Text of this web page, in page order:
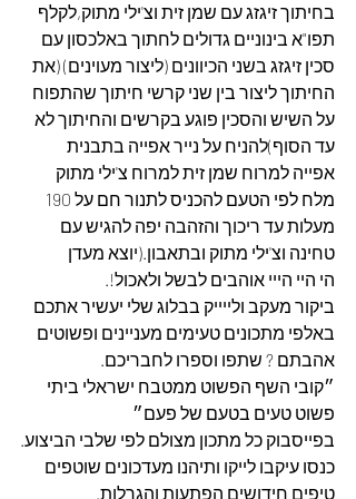
בחיתוך זיגזג עם שמן זית וצ'ילי מתוק,לקלף
תפו"א בינוניים גדולים לחתוך באלכסון עם
סכין זיגזג בשני הכיוונים (ליצור מעוינים) (את
החיתוך ליצור בין שני קרשי חיתוך שהתפוח
על השיש והסכין פוגע בקרשים והחיתוך לא
עד הסוף)להניח על נייר אפייה בתבנית
אפייה למרוח שמן זית למרוח צ'ילי מתוק
מעלות עד ריכוך והזהבה יפה להגיש עם
טחינה וצ'ילי מתוק ובתאבון.(יוצא מעדן
הי היי הייי אוהבים לבשל ולאכול!.
ביקור מעקב ולייייק בבלוג שלי יעשיר אתכם
באלפי מתכונים טעימים מעניינים ופשוטים
אהבתם ? שתפו וספרו לחבריכם.
״קובי השף הפשוט ממטבח ישראלי ביתי
פשוט טעים בטעם של פעם״
בפייסבוק כל מתכון מצולם לפי שלבי הביצוע.
כנסו עיקבו לייקו ותיהנו מעדכונים שוטפים
טיפים חידושים הפתעות והגרלות.